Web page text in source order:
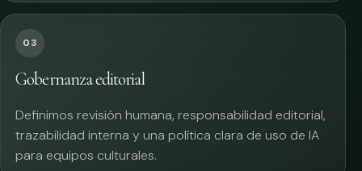
03
Gobernanza editorial
Definimos revisión humana, responsabilidad editorial,
trazabilidad interna y una política clara de uso de IA
para equipos culturales.